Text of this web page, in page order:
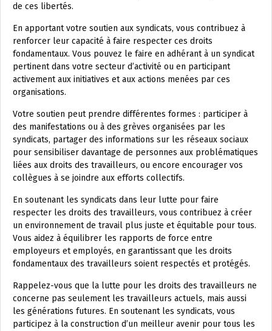
de ces libertés.
En apportant votre soutien aux syndicats, vous contribuez à
renforcer leur capacité à faire respecter ces droits
fondamentaux. Vous pouvez le faire en adhérant à un syndicat
pertinent dans votre secteur d’activité ou en participant
activement aux initiatives et aux actions menées par ces
organisations.
Votre soutien peut prendre différentes formes : participer à
des manifestations ou à des grèves organisées par les
syndicats, partager des informations sur les réseaux sociaux
pour sensibiliser davantage de personnes aux problématiques
liées aux droits des travailleurs, ou encore encourager vos
collègues à se joindre aux efforts collectifs.
En soutenant les syndicats dans leur lutte pour faire
respecter les droits des travailleurs, vous contribuez à créer
un environnement de travail plus juste et équitable pour tous.
Vous aidez à équilibrer les rapports de force entre
employeurs et employés, en garantissant que les droits
fondamentaux des travailleurs soient respectés et protégés.
Rappelez-vous que la lutte pour les droits des travailleurs ne
concerne pas seulement les travailleurs actuels, mais aussi
les générations futures. En soutenant les syndicats, vous
participez à la construction d’un meilleur avenir pour tous les